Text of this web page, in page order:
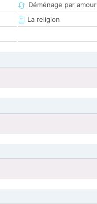
Déménage par amour
La religion